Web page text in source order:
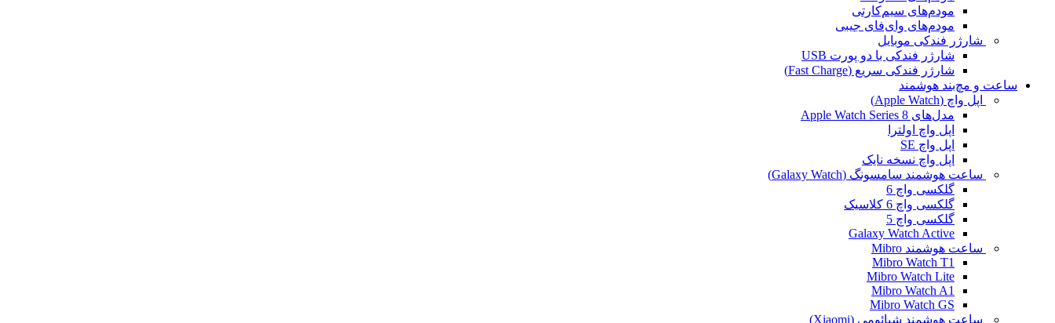
مودم‌های سیم‌کارتی
مودم‌های وای‌فای جیبی
شارژر فندکی موبایل
شارژر فندکی با دو پورت USB
شارژر فندکی سریع (Fast Charge)
ساعت و مچ‌بند هوشمند
اپل واچ (Apple Watch)
مدل‌های Apple Watch Series 8
اپل واچ اولترا
اپل واچ SE
اپل واچ نسخه نایک
ساعت هوشمند سامسونگ (Galaxy Watch)
گلکسی واچ 6
گلکسی واچ 6 کلاسیک
گلکسی واچ 5
Galaxy Watch Active
ساعت هوشمند Mibro
Mibro Watch T1
Mibro Watch Lite
Mibro Watch A1
Mibro Watch GS
ساعت هوشمند شیائومی (Xiaomi)